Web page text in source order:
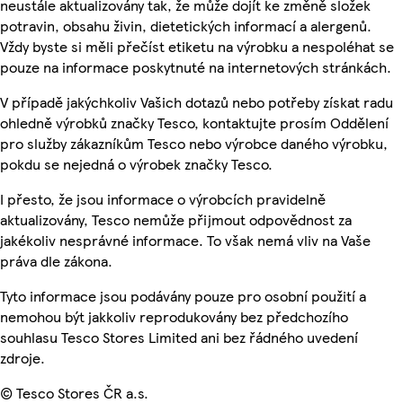
neustále aktualizovány tak, že může dojít ke změně složek
potravin, obsahu živin, dietetických informací a alergenů.
Vždy byste si měli přečíst etiketu na výrobku a nespoléhat se
pouze na informace poskytnuté na internetových stránkách.
V případě jakýchkoliv Vašich dotazů nebo potřeby získat radu
ohledně výrobků značky Tesco, kontaktujte prosím Oddělení
pro služby zákazníkům Tesco nebo výrobce daného výrobku,
pokdu se nejedná o výrobek značky Tesco.
I přesto, že jsou informace o výrobcích pravidelně
aktualizovány, Tesco nemůže přijmout odpovědnost za
jakékoliv nesprávné informace. To však nemá vliv na Vaše
práva dle zákona.
Tyto informace jsou podávány pouze pro osobní použití a
nemohou být jakkoliv reprodukovány bez předchozího
souhlasu Tesco Stores Limited ani bez řádného uvedení
zdroje.
© Tesco Stores ČR a.s.